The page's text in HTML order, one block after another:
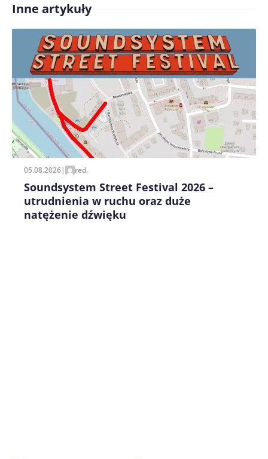
Treść komentarza*
Zapamiętaj moje dane w tej przeglądarce podczas
pisania kolejnych komentarzy.
Inne artykuły
05.08.2026| red.
Soundsystem Street Festival 2026 –
utrudnienia w ruchu oraz duże
natężenie dźwięku